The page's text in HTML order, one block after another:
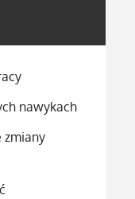
nawykach
zmiany